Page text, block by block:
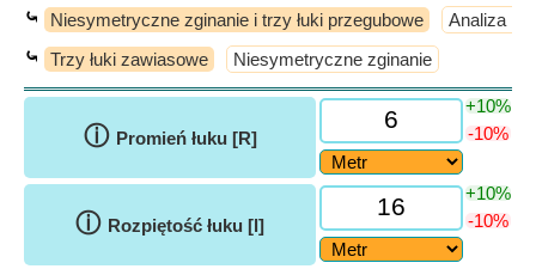
⤿ Niesymetryczne zginanie i trzy łuki przegubowe Analiza
⤿ Trzy łuki zawiasowe Niesymetryczne zginanie
ⓘ Promień łuku [R]
+10%
-10%
ⓘ Rozpiętość łuku [l]
+10%
-10%